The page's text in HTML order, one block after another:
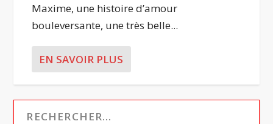
Maxime, une histoire d’amour
bouleversante, une très belle...
EN SAVOIR PLUS